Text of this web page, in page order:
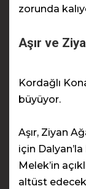
zorunda
Aşır ve
Kordağlı
büyüyor.
Aşır, Ziyan
için
Melek’in
altüst